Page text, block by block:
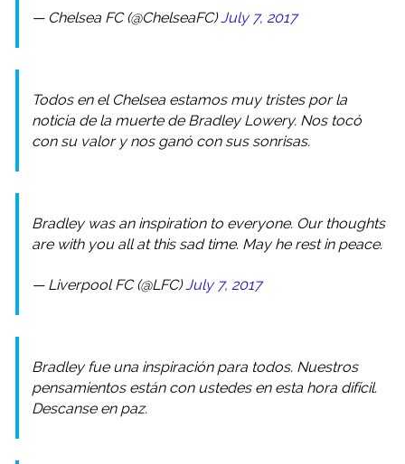
— Chelsea FC (@ChelseaFC)July 7, 2017
Todos en el Chelsea estamos muy tristes por la
noticia de la muerte de Bradley Lowery. Nos tocó
con su valor y nos ganó con sus sonrisas.
Bradley was an inspiration to everyone. Our thoughts
are with you all at this sad time. May he rest in peace.
— Liverpool FC (@LFC)July 7, 2017
Bradley fue una inspiración para todos. Nuestros
pensamientos están con ustedes en esta hora difícil.
Descanse en paz.